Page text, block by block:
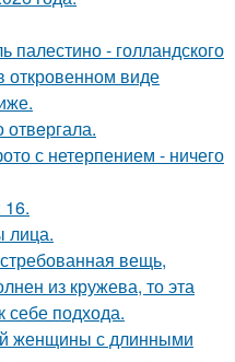
палестино - голландского
откровенном виде
отвeргала.
с нетерпением - ничего
16.
лица.
вещь,
из кружева, то эта
себе подхода.
женщины с длинными